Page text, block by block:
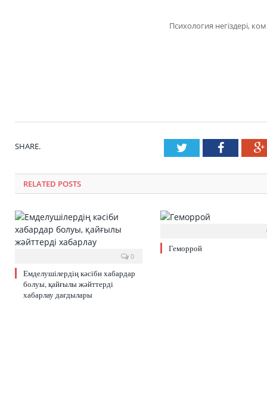
Психология негіздері,
SHARE. Twitter
RELATED POSTS
0
Емделушілердің кәсіби хабардар
болуы, қайғылы жәйттерді
хабарлау дағдылары
Геморрой